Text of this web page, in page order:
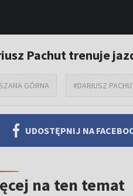
Pachut trenuje
GÓRNA #DARIUSZ
UDOSTĘPNIJ NA
na ten temat